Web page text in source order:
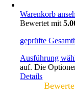
Warenkorb
Bewertet mit
geprüfte
Ausführung
auf. Die
Details